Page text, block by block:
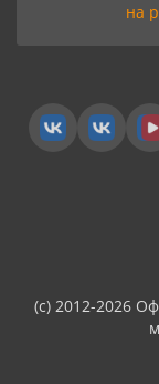
на
(с) 2012-2026